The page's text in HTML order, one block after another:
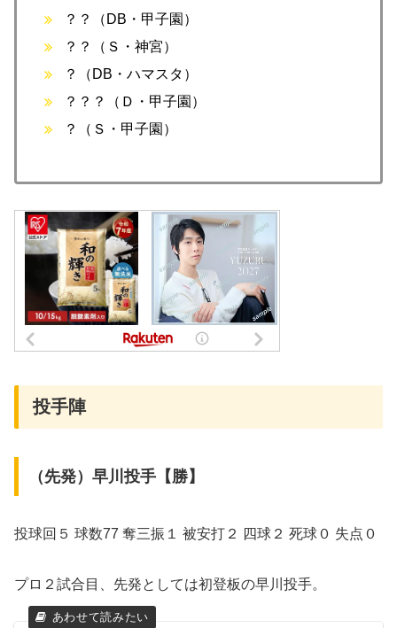
？？（DB・甲子園）
？？（Ｓ・神宮）
？（DB・ハマスタ）
？？？（Ｄ・甲子園）
？（Ｓ・甲子園）
投手陣
（先発）早川投手【勝】
投球回５ 球数77 奪三振１ 被安打２ 四球２ 死球０ 失点０
プロ２試合目、先発としては初登板の早川投手。